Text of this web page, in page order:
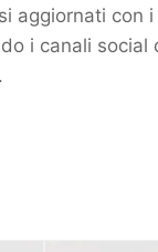
aggiornati con
i canali social